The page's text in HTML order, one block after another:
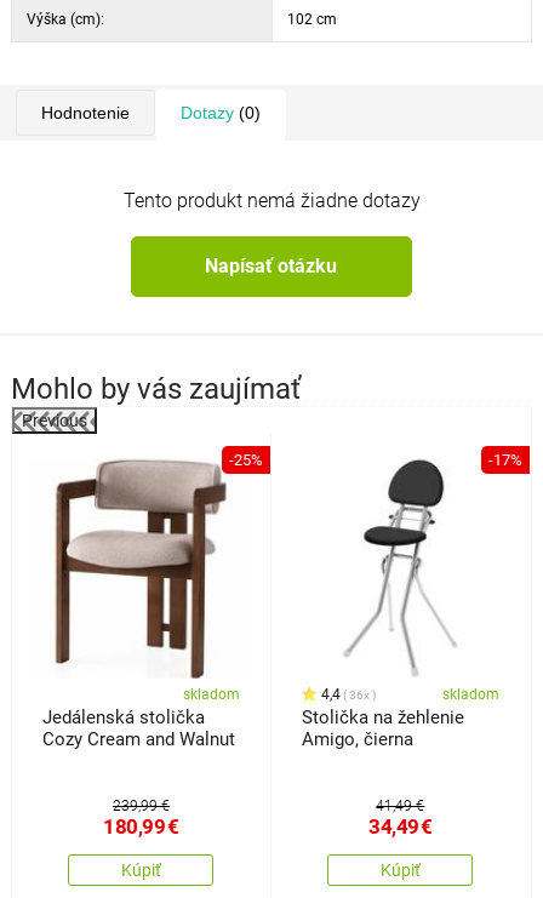
Výška (cm): 102 cm
Hodnotenie Dotazy(0)
Tento produkt nemá žiadne dotazy
Napísať otázku
Mohlo by vás zaujímať
Previous
-25%
skladom
Jedálenská stolička
Cozy Cream and Walnut
239,99 €
180,99€
Kúpiť
-17%
4,4 36x skladom
Stolička na žehlenie
Amigo, čierna
41,49 €
34,49€
Kúpiť